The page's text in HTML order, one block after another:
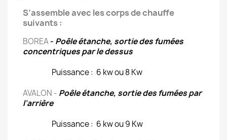
S’assemble avec les corps de chauffe
suivants :
BOREA- Poêle étanche, sortie des fumées
concentriques par le dessus
Puissance : 6 kw ou 8 Kw
AVALON - Poêle étanche, sortie des fumées par
l'arrière
Puissance : 6 kw ou 9 Kw